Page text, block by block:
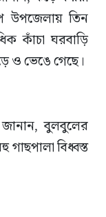
উপজেলায় তিন
কাঁচা ঘরবাড়ি
ও ভেঙে গেছে।
জানান, বুলবুলের
গাছপালা বিধ্বস্ত